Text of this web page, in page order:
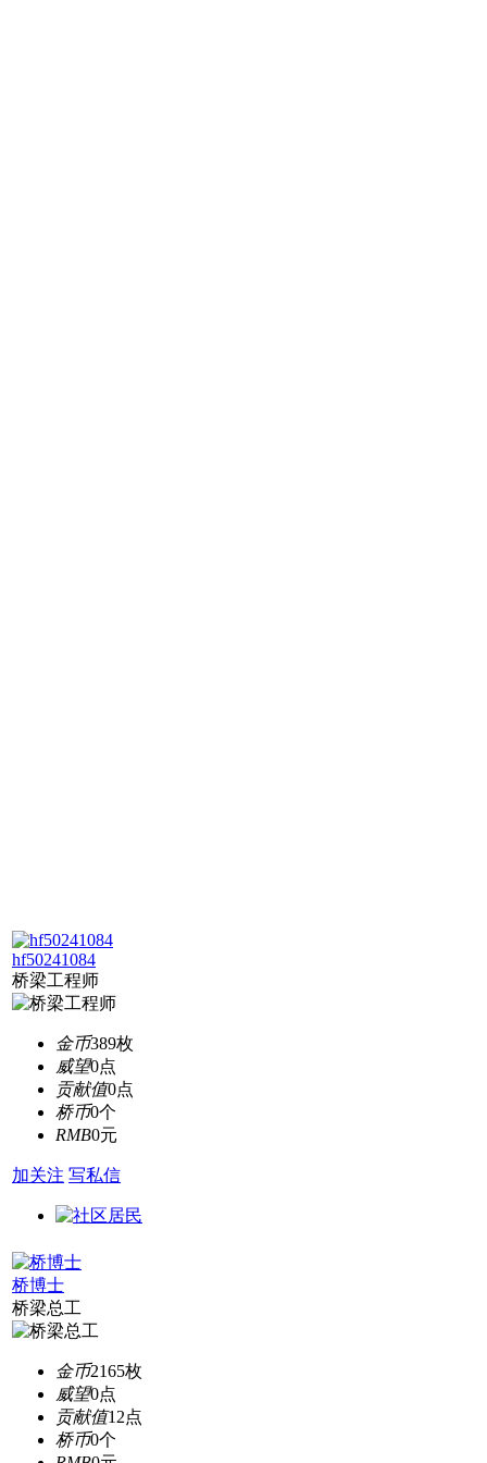
hf50241084
桥梁工程师
金币389枚
威望0点
贡献值0点
桥币0个
RMB0元
加关注 写私信
桥博士
桥梁总工
金币2165枚
威望0点
贡献值12点
桥币0个